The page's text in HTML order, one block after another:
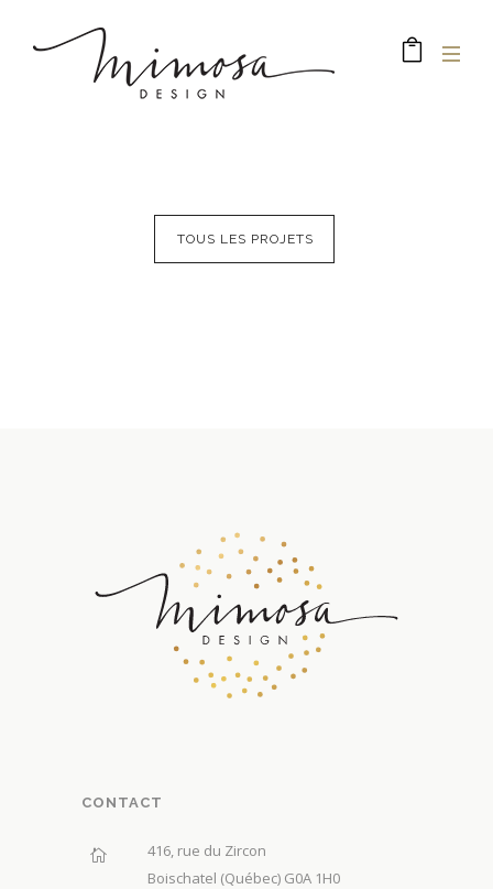
TOUS LES PROJETS
CONTACT
416, rue du Zircon
Boischatel (Québec) G0A 1H0